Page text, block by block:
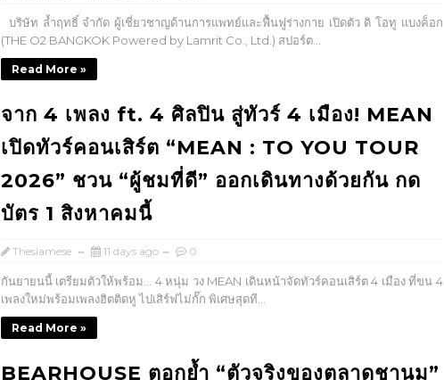
บริษัท ล้ำฤทธิ์ จำกัด ผู้เชี่ยวชาญด้านการแพทย์และฟื้นฟูร่างกาย เปิดตัว ดิ โอทู แบงค็อก
(THE O2 BANGKOK Powered by Lamrit Co., Ltd.) สปอร์ต...
Read More »
จาก 4 เพลง ft. 4 ศิลปิน สู่ทัวร์ 4 เมือง! MEAN
เปิดทัวร์คอนเสิร์ต “MEAN : TO YOU TOUR
2026” ชวน “ผู้ชมที่ดี” ออกเดินทางด้วยกัน กด
บัตร 1 สิงหาคมนี้
Thesiamese 11 days ago 0
กันยายนนี้ เตรียมตัวให้พร้อม… 4 หนุ่ม วง MEAN เดินหน้าจัดทัวร์คอนเสิร์ต 4 เมือง ที่ขน 4
เพลงใหม่พร้อมเพลงฮิตติดหู ไปเสิร์ฟไม่กั๊ก พิเศษสุดที...
Read More »
BEARHOUSE ตอกย้ำ “ตัวจริงของตลาดชานม”